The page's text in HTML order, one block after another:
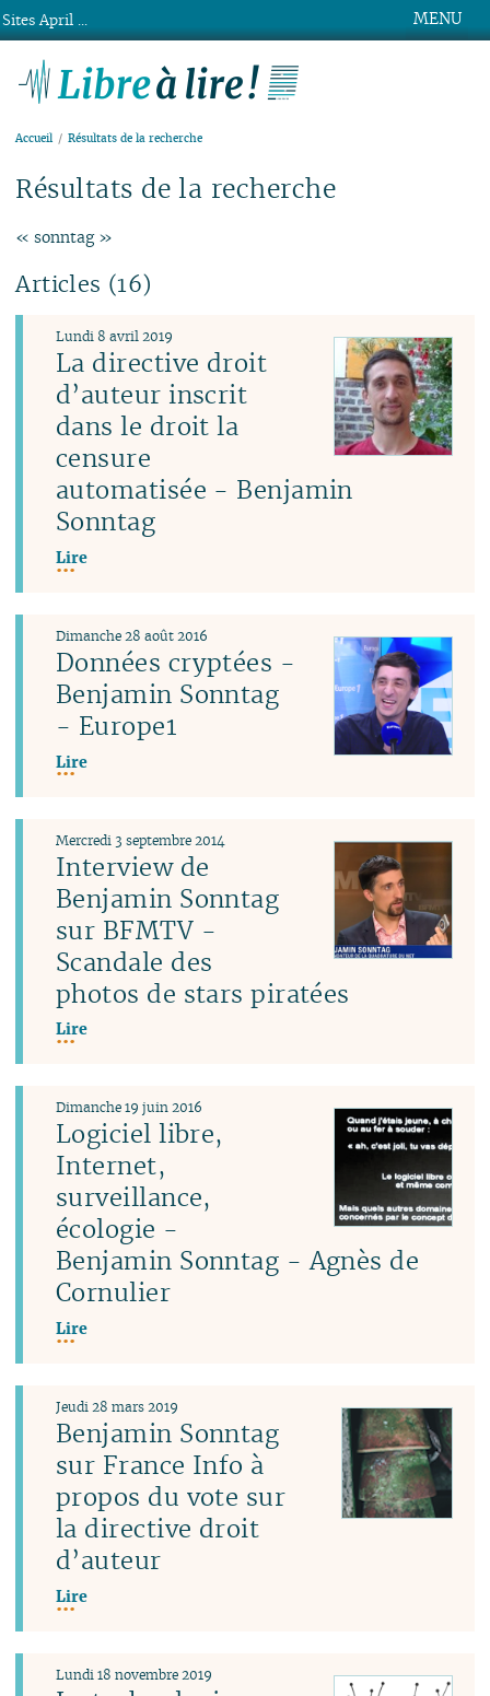
MENU
Accueil Résultats de la recherche
Résultats de la recherche
« sonntag »
Articles (16)
La directive droit
d’auteur inscrit
dans le droit la
censure
automatisée - Benjamin
Sonntag
Lundi 8 avril 2019
Lire
Données cryptées -
Benjamin Sonntag
- Europe1
Dimanche 28 août 2016
Lire
Interview de
Benjamin Sonntag
sur BFMTV -
Scandale des
photos de stars piratées
Mercredi 3 septembre 2014
Lire
Logiciel libre,
Internet,
surveillance,
écologie -
Benjamin Sonntag - Agnès de
Cornulier
Dimanche 19 juin 2016
Lire
Benjamin Sonntag
sur France Info à
propos du vote sur
la directive droit
d’auteur
Jeudi 28 mars 2019
Lire
Lundi 18 novembre 2019
Sites April ...